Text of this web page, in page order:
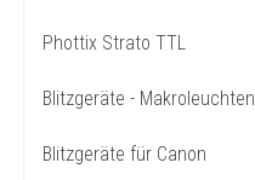
Phottix Strato TTL
Blitzgeräte - Makroleuchten
Blitzgeräte für Canon